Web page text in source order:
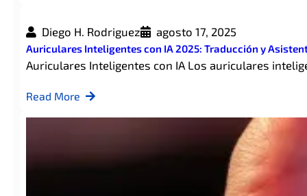
Diego H. Rodriguez agosto 17, 2025
Auriculares Inteligentes con IA 2025: Traducción y
Auriculares Inteligentes con IA Los auriculares
Read More